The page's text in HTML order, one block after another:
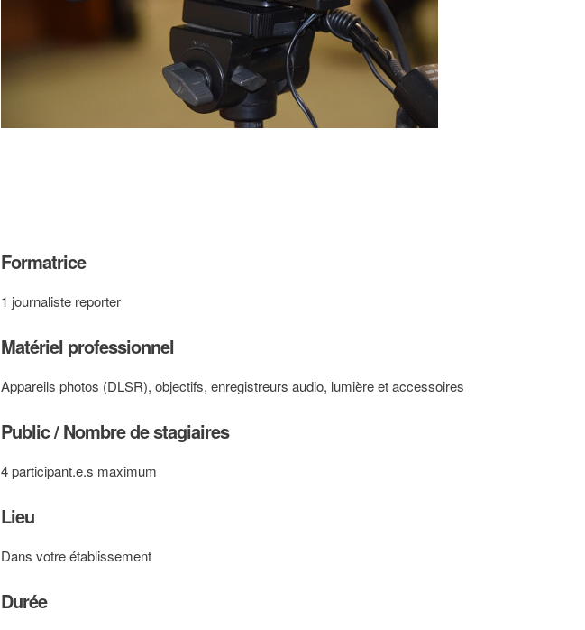
Formatrice
1 journaliste reporter
Matériel professionnel
Appareils photos (DLSR), objectifs, enregistreurs audio, lumière et accessoires
Public / Nombre de stagiaires
4 participant.e.s maximum
Lieu
Dans votre établissement
Durée